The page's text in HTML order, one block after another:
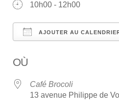
10h00 - 12h00
AJOUTER AU
OÙ
Café Brocoli
13 avenue Philippe de